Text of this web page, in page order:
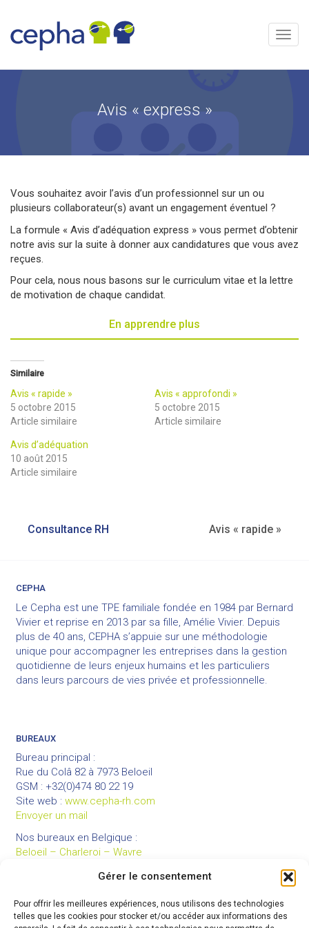
Gérer le consentement
Pour offrir les meilleures expériences, nous utilisons des technologies
telles que les cookies pour stocker et/ou accéder aux informations des
contenu
Menu
Avis « express »
Vous souhaitez avoir l’avis d’un professionnel sur un ou
plusieurs collaborateur(s) avant un engagement éventuel ?
La formule « Avis d’adéquation express » vous permet d’obtenir
notre avis sur la suite à donner aux candidatures que vous avez
reçues.
Pour cela, nous nous basons sur le curriculum vitae et la lettre
de motivation de chaque candidat.
En apprendre plus
Similaire
Avis « rapide »
5 octobre 2015
Article similaire
Avis « approfondi »
5 octobre 2015
Article similaire
Avis d’adéquation
10 août 2015
Article similaire
Navigation
Consultance RH Avis « rapide »
CEPHA
Le Cepha est une TPE familiale fondée en 1984 par Bernard
Vivier et reprise en 2013 par sa fille, Amélie Vivier. Depuis
plus de 40 ans, CEPHA s’appuie sur une méthodologie
unique pour accompagner les entreprises dans la gestion
quotidienne de leurs enjeux humains et les particuliers
dans leurs parcours de vies privée et professionnelle.
BUREAUX
Bureau principal :
Rue du Colâ 82 à 7973 Beloeil
GSM : +32(0)474 80 22 19
Site web : www.cepha-rh.com
Envoyer un mail
Nos bureaux en Belgique :
Beloeil – Charleroi – Wavre
LIENS UTILES